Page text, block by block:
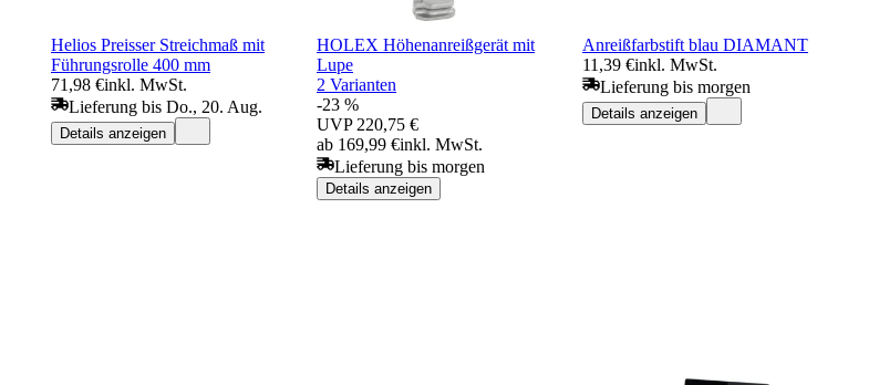
Helios Preisser Streichmaß mit
Führungsrolle 400 mm
71,98 €inkl. MwSt.
Lieferung bis Do., 20. Aug.
Details anzeigen
HOLEX Höhenanreißgerät mit
Lupe
2 Varianten
-23 %
UVP 220,75 €
ab 169,99 €inkl. MwSt.
Lieferung bis morgen
Details anzeigen
Anreißfarbstift blau DIAMANT
11,39 €inkl. MwSt.
Lieferung bis morgen
Details anzeigen